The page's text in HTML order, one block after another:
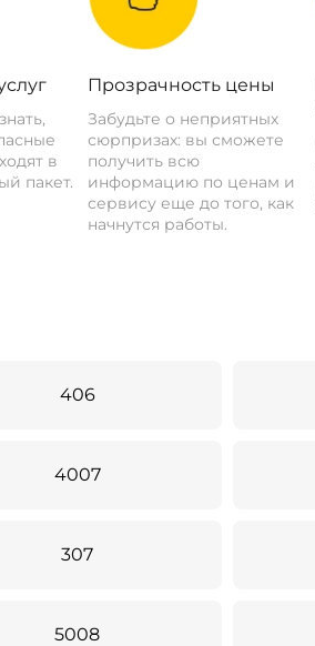
в
пакет.
Прозрачность цены
Забудьте о неприятных
сюрпризах: вы сможете
получить всю
информацию по ценам и
сервису еще до того, как
начнутся работы.
406
4007
307
5008